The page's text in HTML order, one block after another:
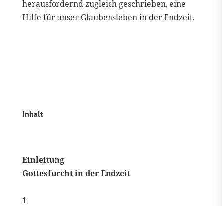
herausfordernd zugleich geschrieben, eine
Hilfe für unser Glaubensleben in der Endzeit.
Inhalt
Einleitung
Gottesfurcht in der Endzeit
1